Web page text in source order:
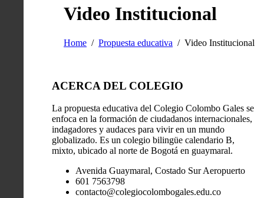
Video Institucional
Home Propuesta educativa Video Institucional
ACERCA DEL COLEGIO
La propuesta educativa del Colegio Colombo Gales se
enfoca en la formación de ciudadanos internacionales,
indagadores y audaces para vivir en un mundo
globalizado. Es un colegio bilingüe calendario B,
mixto, ubicado al norte de Bogotá en guaymaral.
Avenida Guaymaral, Costado Sur Aeropuerto
601 7563798
contacto@colegiocolombogales.edu.co